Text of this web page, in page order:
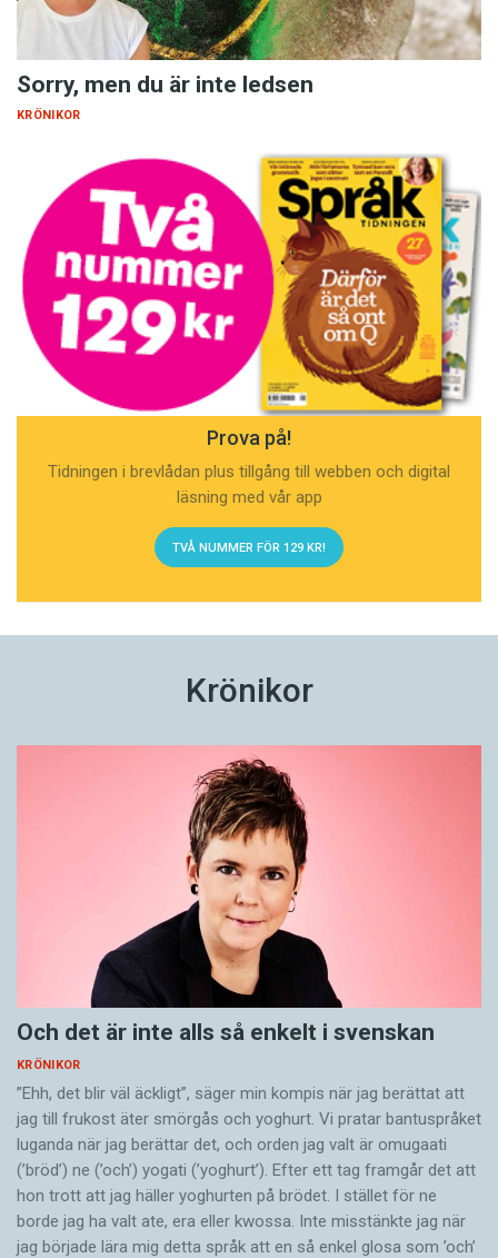
Sorry, men du är inte ledsen
KRÖNIKOR
Prova på!
Tidningen i brevlådan plus tillgång till webben och digital
läsning med vår app
TVÅ NUMMER FÖR 129 KR!
Krönikor
Och det är inte alls så enkelt i svenskan
KRÖNIKOR
”Ehh, det blir väl äckligt”, säger min kompis när jag berättat att
jag till frukost äter smörgås och yoghurt. Vi pratar bantuspråket
luganda när jag berättar det, och orden jag valt är omugaati
(’bröd’) ne (’och’) yogati (’yoghurt’). Efter ett tag framgår det att
hon trott att jag häller yoghurten på brödet. I stället för ne
borde jag ha valt ate, era eller kwossa. Inte misstänkte jag när
jag började lära mig detta språk att en så enkel glosa som ’och’